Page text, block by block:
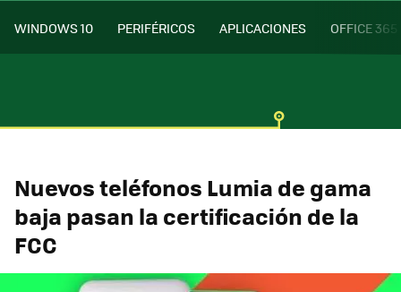
WINDOWS 10 PERIFÉRICOS APLICACIONES OFFICE 365
Nuevos teléfonos Lumia de gama
baja pasan la certificación de la
FCC